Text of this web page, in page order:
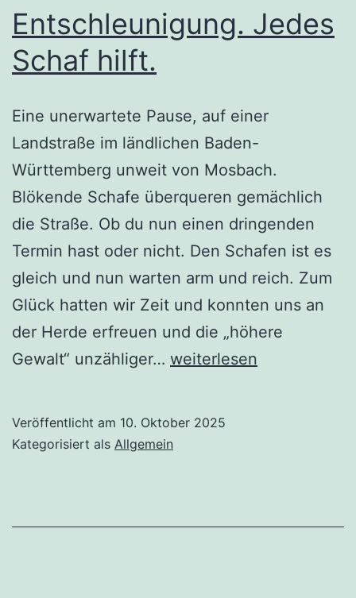
Entschleunigung. Jedes
Schaf hilft.
Eine unerwartete Pause, auf einer
Landstraße im ländlichen Baden-
Württemberg unweit von Mosbach.
Blökende Schafe überqueren gemächlich
die Straße. Ob du nun einen dringenden
Termin hast oder nicht. Den Schafen ist es
gleich und nun warten arm und reich. Zum
Glück hatten wir Zeit und konnten uns an
der Herde erfreuen und die „höhere
Gewalt“ unzähliger… Entschleunigung.
hilft.
weiterlesen
Veröffentlicht am 10. Oktober 2025
Kategorisiert als Allgemein